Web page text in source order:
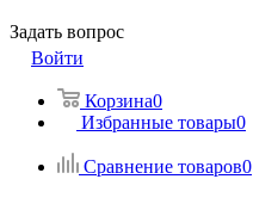
Задать вопрос
Войти
Корзина0
Избранные товары0
Сравнение товаров0